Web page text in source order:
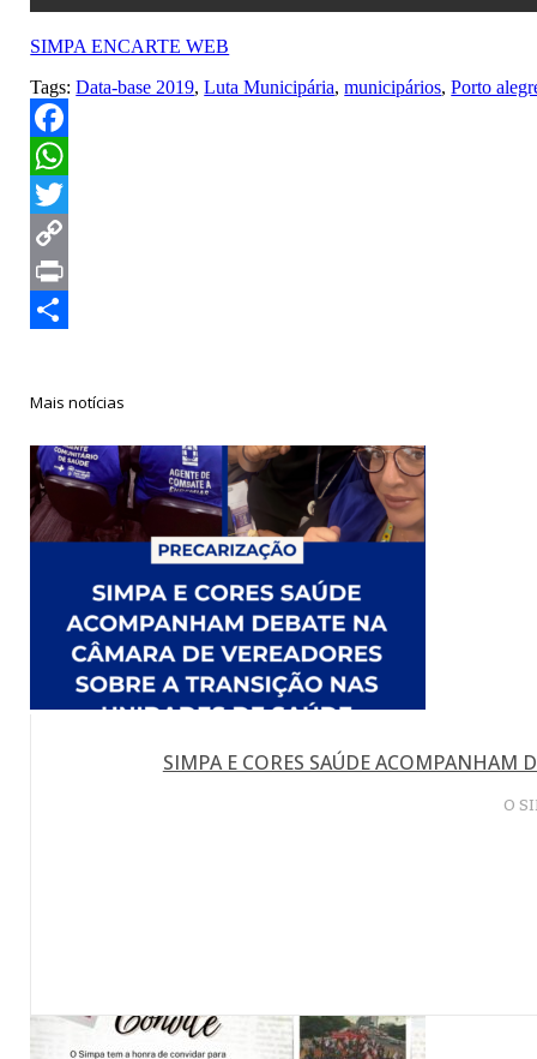
SIMPA ENCARTE WEB
Tags:Data-base 2019,Luta Municipária,municipários,Porto
Facebook
WhatsApp
Twitter
Copy
Link
Print
Mais notícias
SIMPA E CORES SAÚDE ACOMPANHAM
O